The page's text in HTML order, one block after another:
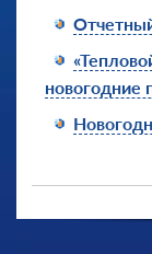
новогодние